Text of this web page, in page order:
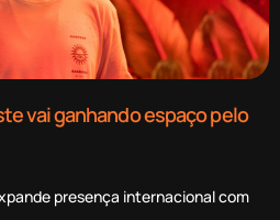
vai ganhando espaço pelo
presença internacional com